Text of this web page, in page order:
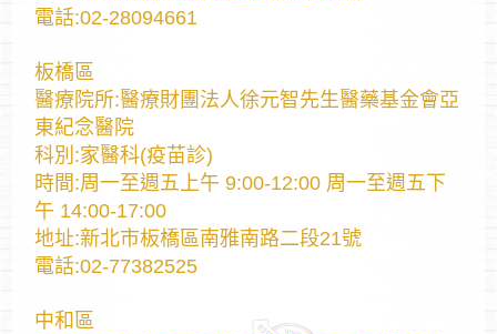
電話:02-28094661
板橋區
醫療院所:醫療財團法人徐元智先生醫藥基金會亞
東紀念醫院
科別:家醫科(疫苗診)
時間:周一至週五上午 9:00-12:00 周一至週五下
午 14:00-17:00
地址:新北市板橋區南雅南路二段21號
電話:02-77382525
中和區